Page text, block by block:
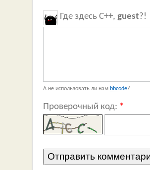
Где здесь C++, guest?!
А не использовать ли нам bbcode?
Проверочный код: *